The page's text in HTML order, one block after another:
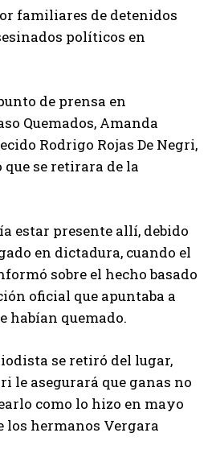
familiares de detenidos
políticos en
de prensa en
Quemados, Amanda
Rodrigo Rojas De Negri,
se retirara de la
estar presente allí, debido
en dictadura, cuando el
sobre el hecho basado
oficial que apuntaba a
habían quemado.
se retiró del lugar,
le asegurará que ganas no
como lo hizo en mayo
los hermanos Vergara